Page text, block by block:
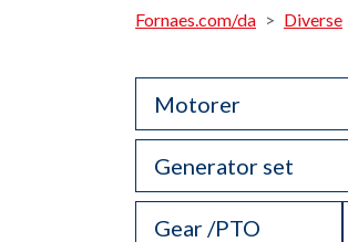
Fornaes.com/da Diverse
Motorer
Generator set
Gear /PTO